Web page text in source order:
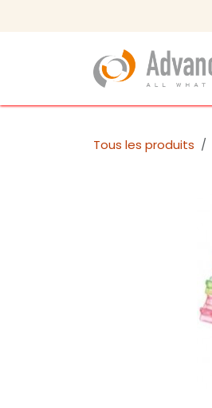
Tous les produits